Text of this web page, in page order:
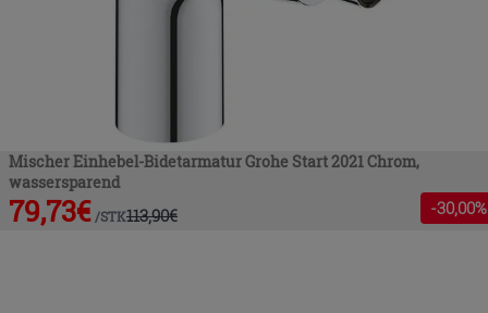
Mischer Einhebel-Bidetarmatur Grohe Start 2021 Chrom,
wassersparend
79,73€ /STK113,90€ -30,00%